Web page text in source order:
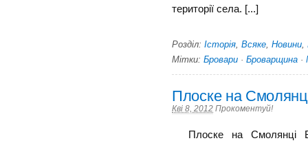
території села. [...]
Розділ: Історія Всяке Новини
Мітки: Бровари · Броварщина ·
Плоске на
Кві 8, 2012 Прокоментуй!
Плоске на Смолянці В